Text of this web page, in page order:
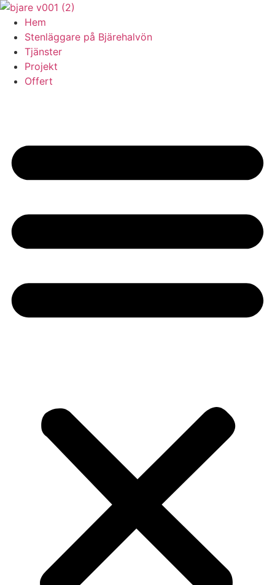
Skip
content
Hem
Stenläggare på Bjärehalvön
Tjänster
Projekt
Offert